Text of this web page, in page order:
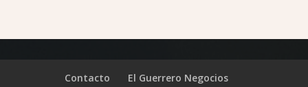
Contacto El Guerrero Negocios